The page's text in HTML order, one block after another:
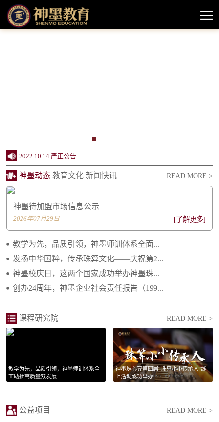
2024.10.11 神墨教育待加盟市场情况信息公示
2022.10.14 严正公告
2022.08.11 神墨品牌授权课程声明
2022.06.20 同行致远 感谢相伴——致关心支...
2021.04.29 继往开来 携手向前 ——2021年...
2021.02.25 庆祝建党一百周年 祝福祖国繁荣...
2021.01.14 李绵军总校长2021年新年贺词
2021.01.14 长大后我就成为了你
READ MORE >
神墨动态 教育文化 新闻快讯
神墨待加盟市场信息公示
[了解更多]
2026年07月29日
教学为先，品质引领，神墨师训体系全面...
发扬中华国粹，传承珠算文化——庆祝第2...
神墨校庆日，这两个国家成功举办神墨珠...
创办24周年，神墨企业社会责任报告（199...
READ MORE >
课程研究院
教学为先，品质引领，神墨师训体系全
面助推高质量双发展
神墨珠心算第四届“珠算小小传承人”线
上活动成功举办
READ MORE >
公益项目